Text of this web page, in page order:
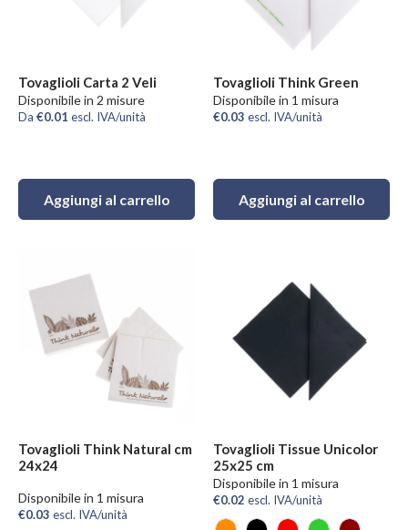
Tovaglioli Carta 2 Veli
Disponibile in 2 misure
Da €0.01 escl. IVA/unità
Aggiungi al carrello
Tovaglioli Think Green
Disponibile in 1 misura
€0.03 escl. IVA/unità
Aggiungi al carrello
Tovaglioli Think Natural cm
24x24
Disponibile in 1 misura
€0.03 escl. IVA/unità
Tovaglioli Tissue Unicolor
25x25 cm
Disponibile in 1 misura
€0.02 escl. IVA/unità